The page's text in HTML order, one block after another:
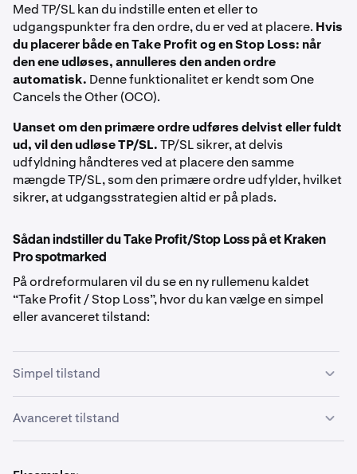
Med TP/SL kan du indstille enten et eller to
udgangspunkter fra den ordre, du er ved at placere. Hvis
du placerer både en Take Profit og en Stop Loss: når
den ene udløses, annulleres den anden ordre
automatisk. Denne funktionalitet er kendt som One
Cancels the Other (OCO).
Uanset om den primære ordre udføres delvist eller fuldt
ud, vil den udløse TP/SL.TP/SL sikrer, at delvis
udfyldning håndteres ved at placere den samme
mængde TP/SL, som den primære ordre udfylder, hvilket
sikrer, at udgangsstrategien altid er på plads.
Sådan indstiller du Take Profit/Stop Loss på et Kraken
Pro spotmarked
På ordreformularen vil du se en ny rullemenu kaldet
“Take Profit / Stop Loss”, hvor du kan vælge en simpel
eller avanceret tilstand:
Simpel tilstand
Når du vælger Simple Mode
at angive de nøjagtige priser, hvor du ønsker, at en af
Avanceret tilstand